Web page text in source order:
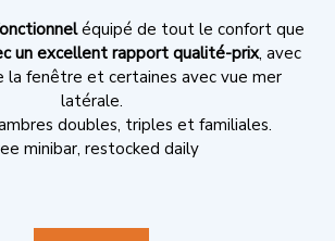
équipé de tout le confort que
un excellent rapport qualité-prix, avec
la fenêtre et certaines avec vue mer
latérale.
doubles, triples et familiales.
minibar, restocked daily